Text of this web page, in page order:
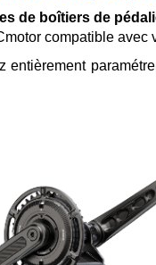
de boîtiers de
compatible
entièrement